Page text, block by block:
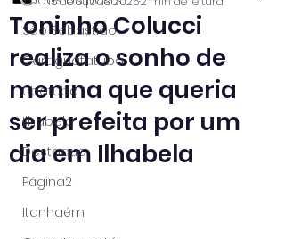
São Sebastião
Caraguatatuba
Ubatuba
Ilhabela
Destaque
Página2
Itanhaém
Toninho Colucci
realiza o sonho de
menina que queria
ser prefeita por um
dia em Ilhabela